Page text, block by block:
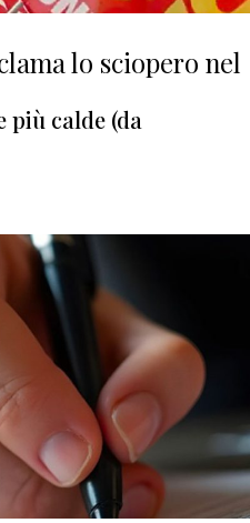
lo sciopero nel
più calde (da